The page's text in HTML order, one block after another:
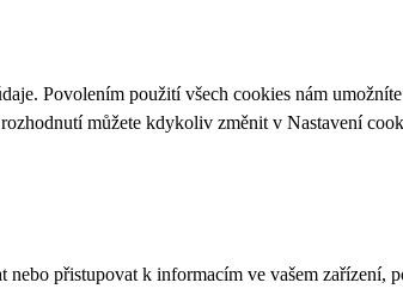
Povolením použití všech cookies nám
můžete kdykoliv změnit v Nastavení
přistupovat k informacím ve vašem zařízení,